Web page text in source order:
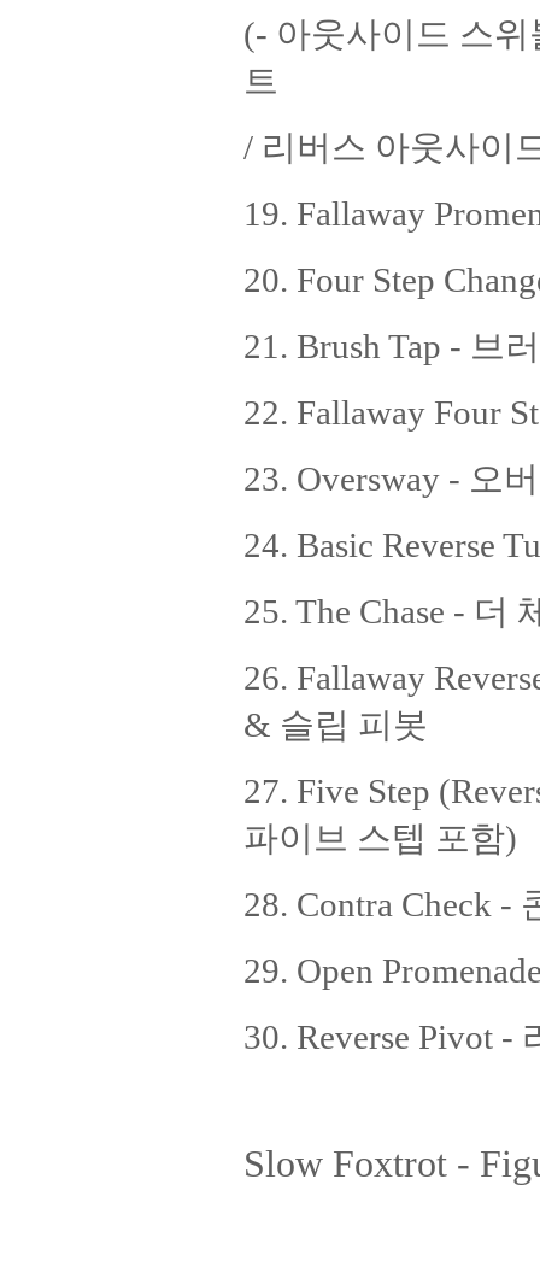
(- 아웃사이드 스
트
/ 리버스 아웃사이
19. Fallaway
20. Four Step
21. Brush Tap - 브
22. Fallaway Four
23. Oversway - 오
24. Basic Reverse
25. The Chase - 더
26. Fallaway
& 슬립 피봇
27. Five Step
파이브 스텝 포함)
28. Contra Check -
29. Open
30. Reverse Pivot -
Slow Foxtrot -